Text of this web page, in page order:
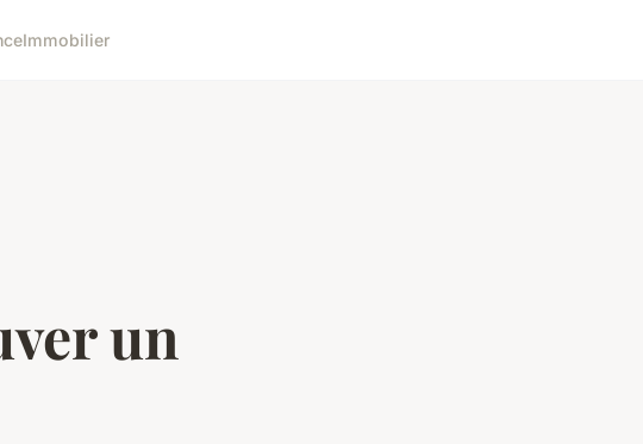
Immobilier
un